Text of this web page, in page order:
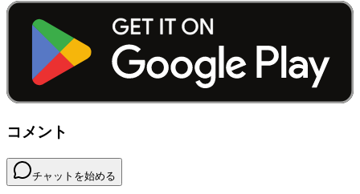
コメント
チャットを始める